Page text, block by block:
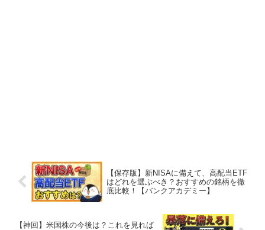
【保存版】新NISAに備えて、高配当ETF
はどれを選ぶべき？おすすめの銘柄を徹
底比較！【バンクアカデミー】
【神回】米国株の今後は？これを見れば